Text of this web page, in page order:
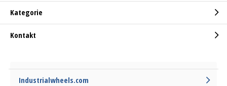
Kategorie
Kontakt
Industrialwheels.com